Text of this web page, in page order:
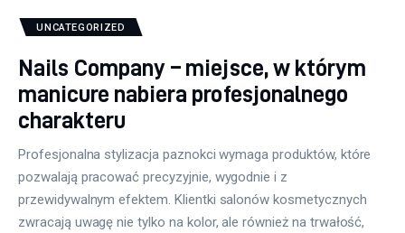
UNCATEGORIZED
Nails Company – miejsce, w którym
manicure nabiera profesjonalnego
charakteru
Profesjonalna stylizacja paznokci wymaga produktów, które
pozwalają pracować precyzyjnie, wygodnie i z
przewidywalnym efektem. Klientki salonów kosmetycznych
zwracają uwagę nie tylko na kolor, ale również na trwałość,